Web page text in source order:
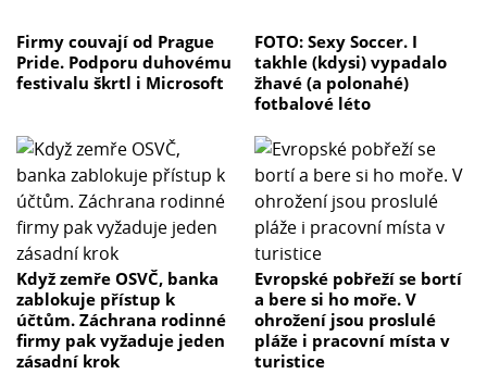
Firmy couvají od Prague
Pride. Podporu duhovému
festivalu škrtl i Microsoft
FOTO: Sexy Soccer. I
takhle (kdysi) vypadalo
žhavé (a polonahé)
fotbalové léto
Když zemře OSVČ, banka
zablokuje přístup k
účtům. Záchrana rodinné
firmy pak vyžaduje jeden
zásadní krok
Evropské pobřeží se bortí
a bere si ho moře. V
ohrožení jsou proslulé
pláže i pracovní místa v
turistice